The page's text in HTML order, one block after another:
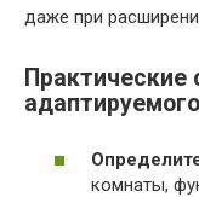
даже при
комнаты,